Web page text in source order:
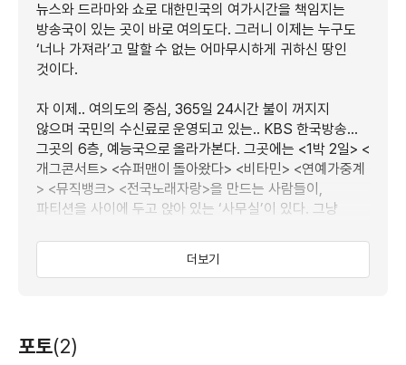
뉴스와 드라마와 쇼로 대한민국의 여가시간을 책임지는
방송국이 있는 곳이 바로 여의도다. 그러니 이제는 누구도
‘너나 가져라’고 말할 수 없는 어마무시하게 귀하신 땅인
것이다.
자 이제.. 여의도의 중심, 365일 24시간 불이 꺼지지
않으며 국민의 수신료로 운영되고 있는.. KBS 한국방송...
그곳의 6층, 예능국으로 올라가본다. 그곳에는 <1박 2일> <
개그콘서트> <슈퍼맨이 돌아왔다> <비타민> <연예가중계
> <뮤직뱅크> <전국노래자랑>을 만드는 사람들이,
파티션을 사이에 두고 앉아 있는 ‘사무실’이 있다. 그냥
무역회사와 뭐 그리 큰 차이가 없는.. 파티션 있고 복사기
토너 흔들어 써야하고 부장 눈치 보느라 어쩔 수 없이 회식
“혹한기 야외 촬영 나갈 때 어느 회사 패딩이 가장 가성비가
더보기
포토(2)